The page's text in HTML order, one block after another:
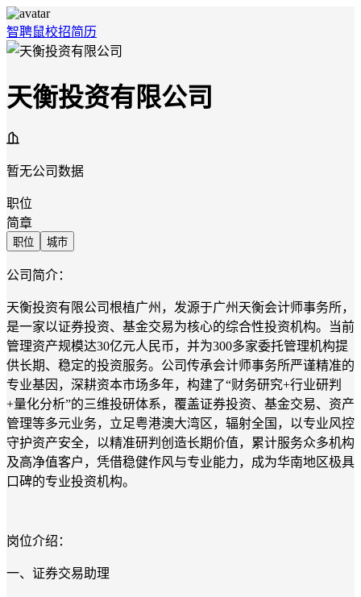
智聘鼠校招简历
天衡投资有限公司
暂无公司数据
职位
简章
职位 城市
公司简介：
天衡投资有限公司根植广州，发源于广州天衡会计师事务所，
是一家以证券投资、基金交易为核心的综合性投资机构。当前
管理资产规模达30亿元人民币，并为300多家委托管理机构提
供长期、稳定的投资服务。公司传承会计师事务所严谨精准的
专业基因，深耕资本市场多年，构建了“财务研究+行业研判
+量化分析”的三维投研体系，覆盖证券投资、基金交易、资产
管理等多元业务，立足粤港澳大湾区，辐射全国，以专业风控
守护资产安全，以精准研判创造长期价值，累计服务众多机构
及高净值客户，凭借稳健作风与专业能力，成为华南地区极具
口碑的专业投资机构。
岗位介绍：
一、证券交易助理